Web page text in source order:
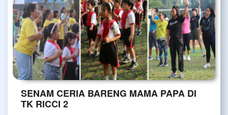
SENAM CERIA BARENG MAMA PAPA DI
TK RICCI 2